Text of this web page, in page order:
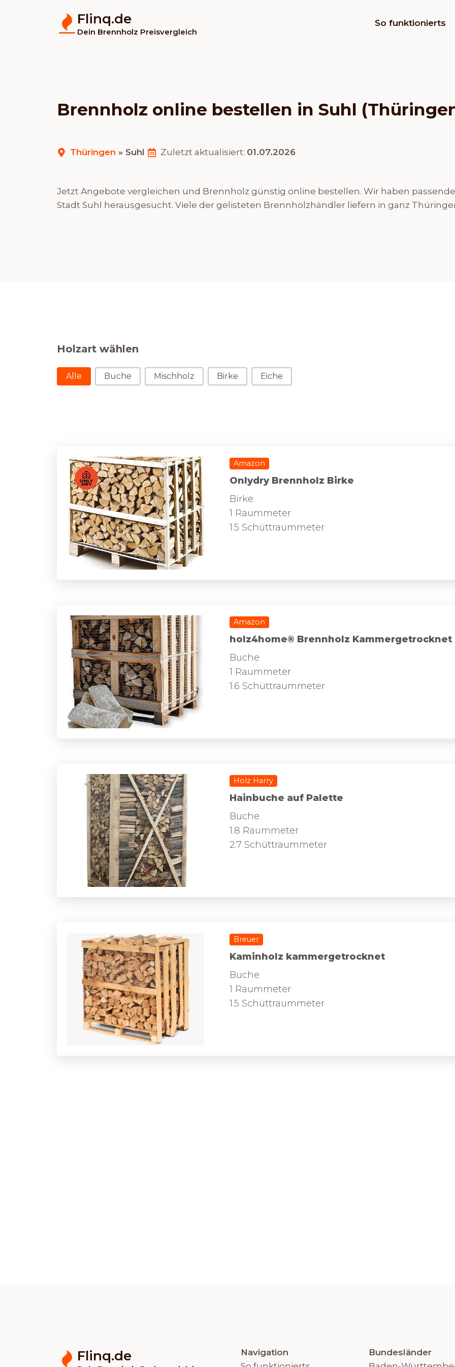
Flinq.de
Dein Brennholz Preisvergleich
So funktionierts
Brennholz online bestellen in Suhl
Thüringen » Suhl Zuletzt aktualisiert: 01.07.2026
Jetzt Angebote vergleichen und Brennholz günstig online bestellen. Wir haben
Stadt Suhl herausgesucht. Viele der gelisteten Brennholzhändler liefern in ganz
Holzart wählen
Holzart wählen
Alle Buche Mischholz Birke Eiche
Amazon
Onlydry Brennholz Birke
Birke
1 Raummeter
1.5 Schüttraummeter
Amazon
holz4home® Brennholz Kammergetrocknet
Buche
1 Raummeter
1.6 Schüttraummeter
Holz Harry
Hainbuche auf Palette
Buche
1.8 Raummeter
2.7 Schüttraummeter
Breuer
Kaminholz kammergetrocknet
Buche
1 Raummeter
1.5 Schüttraummeter
Flinq.de
Navigation
Bundesländer